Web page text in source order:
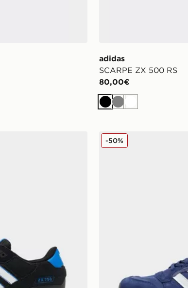
adidas
SCARPE ZX 500 RS
80,00€
NeroGrigioBianco
adidas Originals ZX 600
-50%